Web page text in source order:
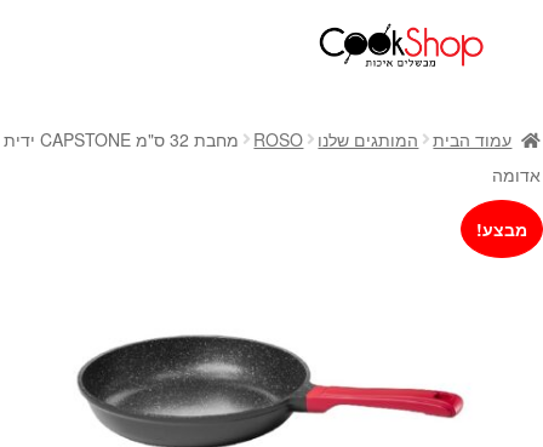
חנות
כלי בישול
סירים
מחבתות
כלי הגשה ואירוח
סכינים
עמוד הבית המותגים שלנו ROSO
מחבת 32 ס"מ CAPSTONE ידית
אדומה
מבצע!